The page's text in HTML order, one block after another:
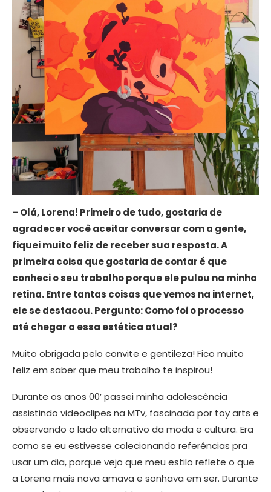
– Olá, Lorena! Primeiro de tudo, gostaria de
agradecer você aceitar conversar com a gente,
fiquei muito feliz de receber sua resposta. A
primeira coisa que gostaria de contar é que
conheci o seu trabalho porque ele pulou na minha
retina. Entre tantas coisas que vemos na internet,
ele se destacou. Pergunto: Como foi o processo
até chegar a essa estética atual?
Muito obrigada pelo convite e gentileza! Fico muito
feliz em saber que meu trabalho te inspirou!
Durante os anos 00’ passei minha adolescência
assistindo videoclipes na MTv, fascinada por toy arts e
observando o lado alternativo da moda e cultura. Era
como se eu estivesse colecionando referências pra
usar um dia, porque vejo que meu estilo reflete o que
a Lorena mais nova amava e sonhava em ser. Durante